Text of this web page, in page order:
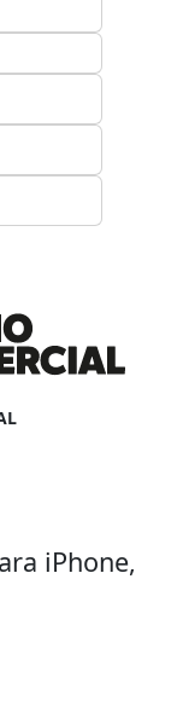
iPhone,